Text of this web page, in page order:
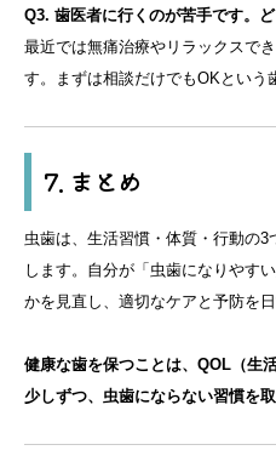
Q3. 歯医者に行くのが苦手です。
最近では無痛治療やリラックスで
す。まずは相談だけでもOKという
7. まとめ
虫歯は、生活習慣・体質・行動の
します。自分が「虫歯になりやす
かを見直し、適切なケアと予防を
健康な歯を保つことは、QOL（生
少しずつ、虫歯にならない習慣を